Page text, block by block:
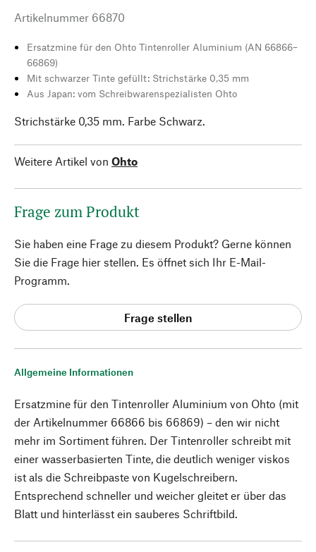
Allgemeine Informationen
Ersatzmine für den Tintenroller Aluminium von Ohto (mit
der Artikelnummer 66866 bis 66869) – den wir nicht
mehr im Sortiment führen. Der Tintenroller schreibt mit
einer wasserbasierten Tinte, die deutlich weniger viskos
ist als die Schreibpaste von Kugelschreibern.
Entsprechend schneller und weicher gleitet er über das
Blatt und hinterlässt ein sauberes Schriftbild.
Artikelnummer 66870
Ersatzmine für den Ohto Tintenroller Aluminium (AN 66866–
66869)
Mit schwarzer Tinte gefüllt: Strichstärke 0,35 mm
Aus Japan: vom Schreibwarenspezialisten Ohto
Strichstärke 0,35 mm. Farbe Schwarz.
Weitere Artikel von Ohto
Frage zum Produkt
Sie haben eine Frage zu diesem Produkt? Gerne können
Sie die Frage hier stellen. Es öffnet sich Ihr E-Mail-
Programm.
Frage stellen